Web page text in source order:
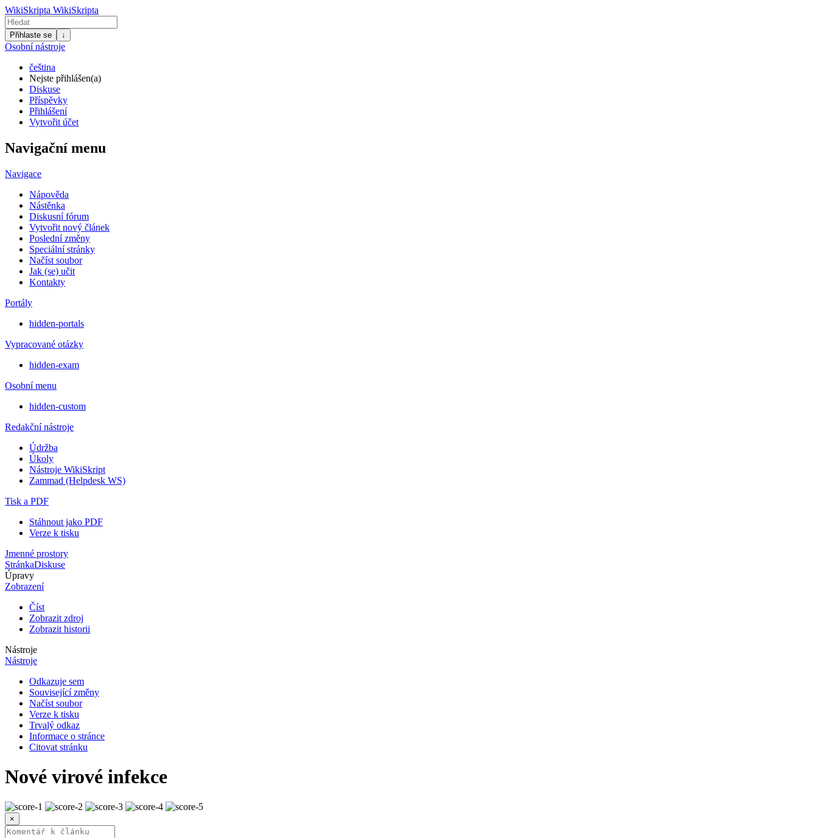
WikiSkripta WikiSkripta
Přihlaste se ↓
Osobní nástroje
čeština
Nejste přihlášen(a)
Diskuse
Příspěvky
Přihlášení
Vytvořit účet
Navigační menu
Navigace
Nápověda
Nástěnka
Diskusní fórum
Vytvořit nový článek
Poslední změny
Speciální stránky
Načíst soubor
Jak (se) učit
Kontakty
Portály
hidden-portals
Vypracované otázky
hidden-exam
Osobní menu
hidden-custom
Redakční nástroje
Údržba
Úkoly
Nástroje WikiSkript
Zammad (Helpdesk WS)
Tisk a PDF
Stáhnout jako PDF
Verze k tisku
Jmenné prostory
StránkaDiskuse
Úpravy
Zobrazení
Číst
Zobrazit zdroj
Zobrazit historii
Nástroje
Nástroje
Odkazuje sem
Související změny
Načíst soubor
Verze k tisku
Trvalý odkaz
Informace o stránce
Citovat stránku
Nové virové infekce
×